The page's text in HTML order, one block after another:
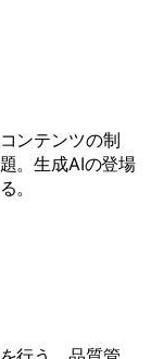
ンテンツの制
。生成AIの登場
。